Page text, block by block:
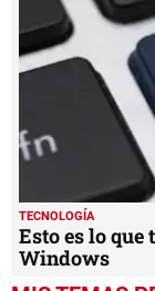
TECNOLOGÍA
Esto es lo que
Windows